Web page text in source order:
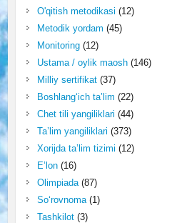
O'qitish metodikasi (12)
Metodik yordam (45)
Monitoring(12)
Ustama / oylik maosh(146)
Milliy sertifikat(37)
Boshlang‘ich ta’lim (22)
Chet tili yangiliklari (44)
Ta’lim yangiliklari (373)
Xorijda ta’lim tizimi (12)
E’lon(16)
Olimpiada(87)
So‘rovnoma(1)
Tashkilot(3)